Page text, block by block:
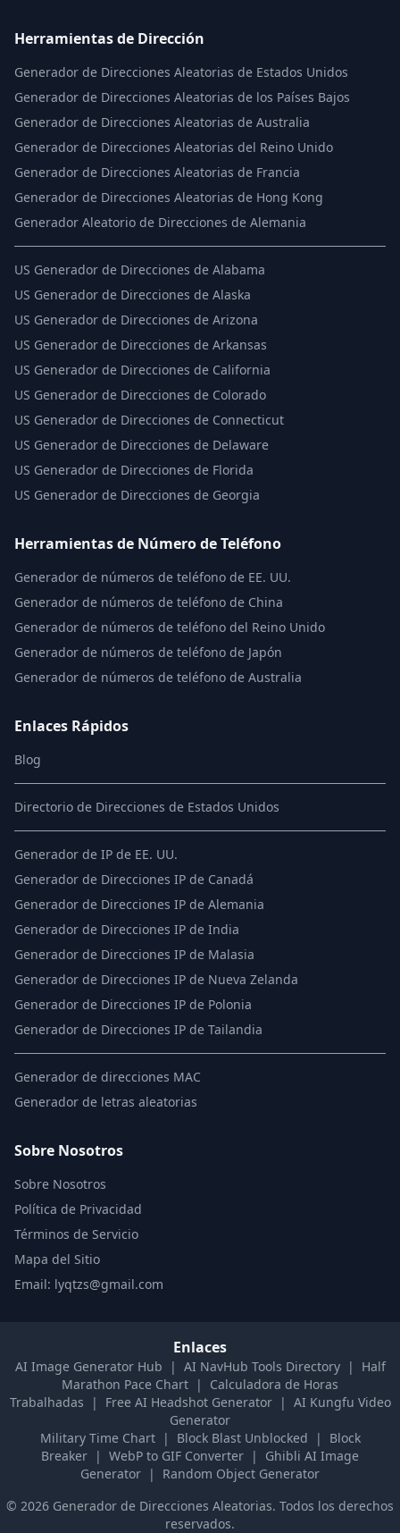
Herramientas de Dirección
Generador de Direcciones Aleatorias de Estados Unidos
Generador de Direcciones Aleatorias de los Países Bajos
Generador de Direcciones Aleatorias de Australia
Generador de Direcciones Aleatorias del Reino Unido
Generador de Direcciones Aleatorias de Francia
Generador de Direcciones Aleatorias de Hong Kong
Generador Aleatorio de Direcciones de Alemania
US Generador de Direcciones de Alabama
US Generador de Direcciones de Alaska
US Generador de Direcciones de Arizona
US Generador de Direcciones de Arkansas
US Generador de Direcciones de California
US Generador de Direcciones de Colorado
US Generador de Direcciones de Connecticut
US Generador de Direcciones de Delaware
US Generador de Direcciones de Florida
US Generador de Direcciones de Georgia
Herramientas de Número de Teléfono
Generador de números de teléfono de EE. UU.
Generador de números de teléfono de China
Generador de números de teléfono del Reino Unido
Generador de números de teléfono de Japón
Generador de números de teléfono de Australia
Enlaces Rápidos
Blog
Directorio de Direcciones de Estados Unidos
Generador de IP de EE. UU.
Generador de Direcciones IP de Canadá
Generador de Direcciones IP de Alemania
Generador de Direcciones IP de India
Generador de Direcciones IP de Malasia
Generador de Direcciones IP de Nueva Zelanda
Generador de Direcciones IP de Polonia
Generador de Direcciones IP de Tailandia
Generador de direcciones MAC
Generador de letras aleatorias
Sobre Nosotros
Sobre Nosotros
Política de Privacidad
Términos de Servicio
Mapa del Sitio
Email: lyqtzs@gmail.com
Enlaces
AI Image Generator Hub | AI NavHub Tools Directory |
Half
Marathon Pace Chart |
Calculadora de Horas
Trabalhadas
| Free AI Headshot Generator | AI Kungfu Video
Generator
Military Time Chart
| Block Blast Unblocked |
Block
Breaker | WebP to GIF Converter |
Ghibli AI Image
Generator |
Random Object Generator
© 2026 Generador de Direcciones Aleatorias. Todos los derechos
reservados.